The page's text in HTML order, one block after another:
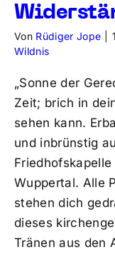
Von Rüdiger Jope
Wildnis
„Sonne der
Zeit; brich in
sehen kann.
und inbrünstig
Wuppertal. Alle
stehen dich
dieses
Tränen aus den